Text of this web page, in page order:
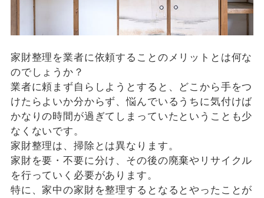
家財整理を業者に依頼することのメリットとは何な
のでしょうか？
業者に頼まず自らしようとすると、どこから手をつ
けたらよいか分からず、悩んでいるうちに気付けば
かなりの時間が過ぎてしまっていたということも少
なくないです。
家財整理は、掃除とは異なります。
家財を要・不要に分け、その後の廃棄やリサイクル
を行っていく必要があります。
特に、家中の家財を整理するとなるとやったことが